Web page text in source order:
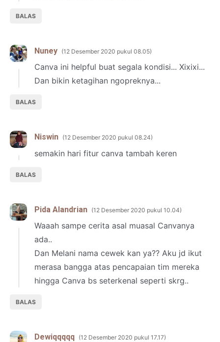
BALAS
Nuney 12 Desember 2020 pukul 08.05
Canva ini helpful buat segala kondisi... Xixixi...
Dan bikin ketagihan ngopreknya...
BALAS
Niswin 12 Desember 2020 pukul 08.24
semakin hari fitur canva tambah keren
BALAS
Pida Alandrian 12 Desember 2020 pukul 10.04
Waaah sampe cerita asal muasal Canvanya
ada..
Dan Melani nama cewek kan ya?? Aku jd ikut
merasa bangga atas pencapaian tim mereka
hingga Canva bs seterkenal seperti skrg..
BALAS
Dewiqqqqq 12 Desember 2020 pukul 17.17